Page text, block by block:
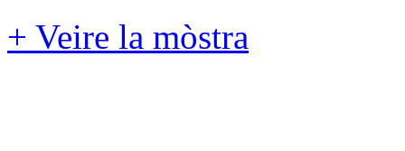
+ Veire la mòstra